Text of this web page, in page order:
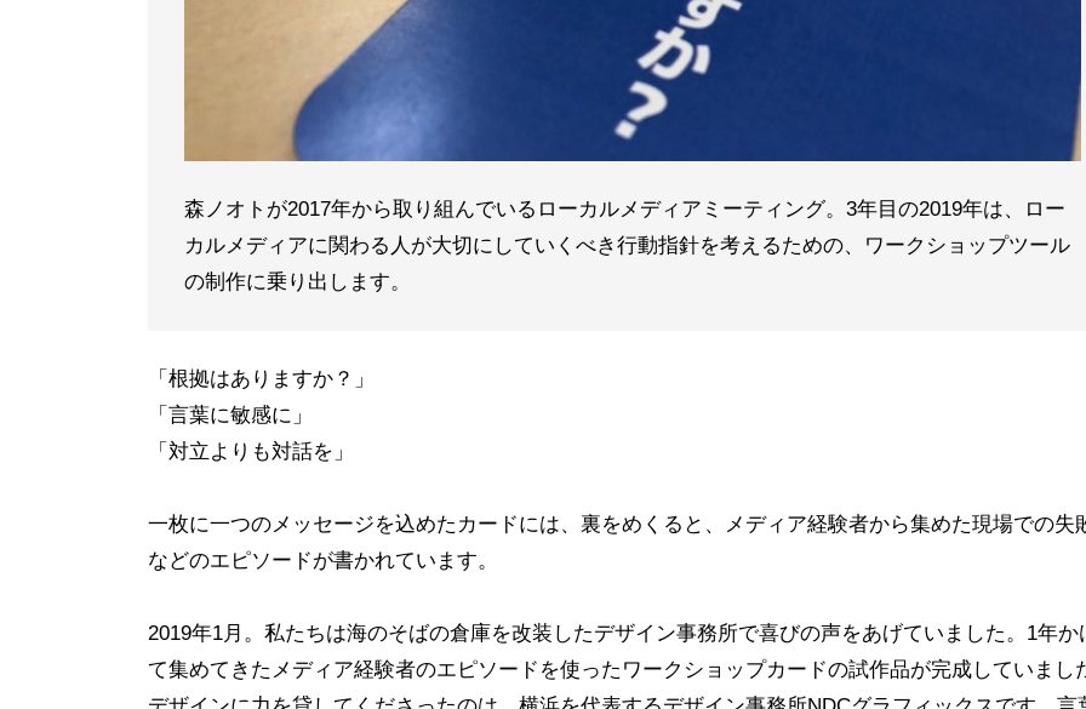
森ノオトが2017年から取り組んでいるローカルメディアミーティング。3年目の2019年は、ロー
カルメディアに関わる人が大切にしていくべき行動指針を考えるための、ワークショップツール
の制作に乗り出します。
「根拠はありますか？」
「言葉に敏感に」
「対立よりも対話を」
一枚に一つのメッセージを込めたカードには、裏をめくると、メディア経験者から集めた現場での失
などのエピソードが書かれています。
2019年1月。私たちは海のそばの倉庫を改装したデザイン事務所で喜びの声をあげていました。1年か
て集めてきたメディア経験者のエピソードを使ったワークショップカードの試作品が完成していまし